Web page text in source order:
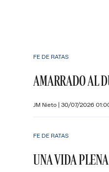
FE DE RATAS
AMARRADO AL
JM Nieto | 30/07/2026
FE DE RATAS
UNA VIDA PLENA